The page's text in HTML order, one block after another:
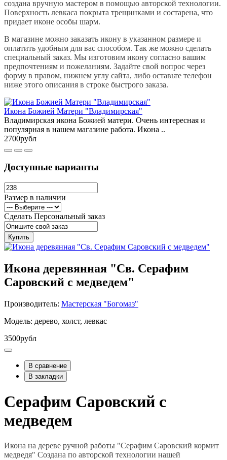
создана вручную мастером в помощью авторской технологии.
Поверхность левкаса покрыта трещинками и состарена, что
придает иконе особы шарм.
В магазине можно заказать икону в указанном размере и
оплатить удобным для вас способом. Так же можно сделать
специальный заказ. Мы изготовим икону согласно вашим
предпочтениям и пожеланиям. Задайте свой вопрос через
форму в правом, нижнем углу сайта, либо оставьте телефон
ниже этого описания в строке быстрого заказа.
Икона Божией Матери "Владимирская"
Владимирская икона Божией матери. Очень интересная и
популярная в нашем магазине работа. Икона ..
2700рубл
Доступные варианты
Размер в наличии
Сделать Персональный заказ
Купить
Икона деревянная "Св. Серафим
Саровский с медведем"
Производитель: Мастерская "Богомаз"
Модель: дерево, холст, левкас
3500рубл
В сравнение
В закладки
Серафим Саровский с
медведем
Икона на дереве ручной работы "Серафим Саровский кормит
медведя" Создана по авторской технологии нашей